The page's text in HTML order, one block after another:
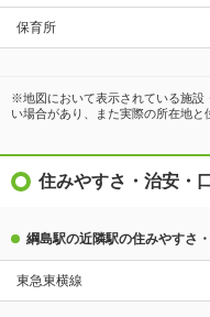
保育所
※地図において表示されている施設
い場合があり、また実際の所在地と
住みやすさ・治安・
綱島駅の近隣駅の住みやすさ
東急東横線